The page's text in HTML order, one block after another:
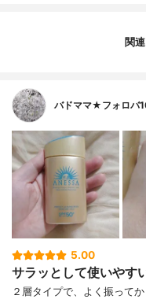
関
バドママ★フォロバ
5.00
サラッとして使いやすい
２層タイプで、よく振って